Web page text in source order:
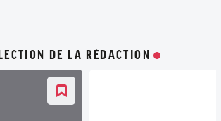
DE LA RÉDACTION